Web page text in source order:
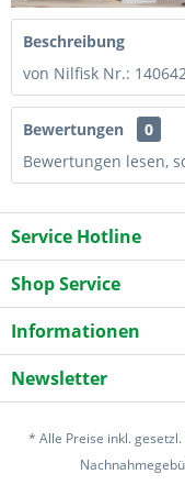
Beschreibung
von Nilfisk Nr.:
Bewertungen
0
Bewertungen lesen,
Service Hotline
Shop Service
Informationen
Newsletter
* Alle Preise inkl.